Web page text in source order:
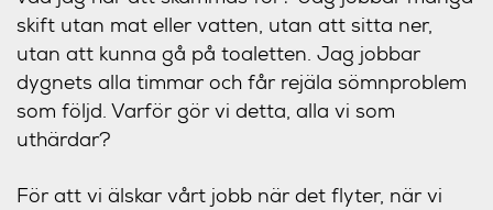
skift utan mat eller vatten, utan att sitta ner,
utan att kunna gå på toaletten. Jag jobbar
dygnets alla timmar och får rejäla sömnproblem
som följd. Varför gör vi detta, alla vi som
uthärdar?
För att vi älskar vårt jobb när det flyter, när vi